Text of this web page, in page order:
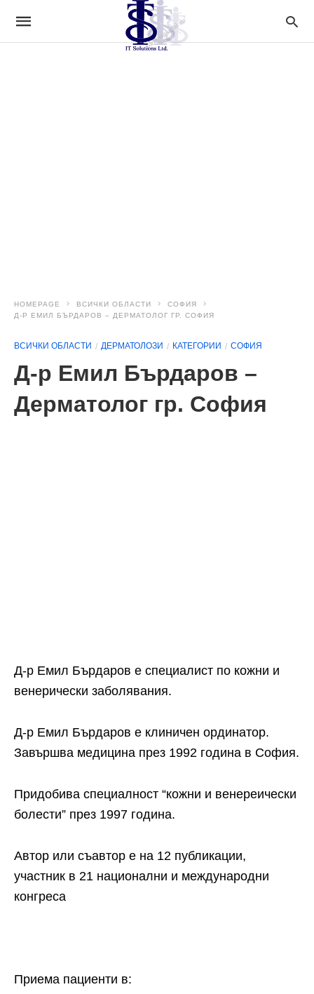
HOMEPAGE ВСИЧКИ ОБЛАСТИ
СОФИЯ
Д-Р ЕМИЛ БЪРДАРОВ – ДЕРМАТОЛОГ ГР. СОФИЯ
ВСИЧКИ ОБЛАСТИ ДЕРМАТОЛОЗИ КАТЕГОРИИ СОФИЯ
Д-р Емил Бърдаров –
Дерматолог гр. София
Д-р Емил Бърдаров е специалист по кожни и
венерически заболявания.
Д-р Емил Бърдаров е клиничен ординатор.
Завършва медицина през 1992 година в София.
Придобива специалност “кожни и венереически
болести” през 1997 година.
Автор или съавтор e на 12 публикации,
участник в 21 национални и международни
конгреса
Приема пациенти в: